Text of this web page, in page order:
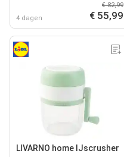
4 dagen
€ 82,99
€ 55,99
LIVARNO home IJscrusher